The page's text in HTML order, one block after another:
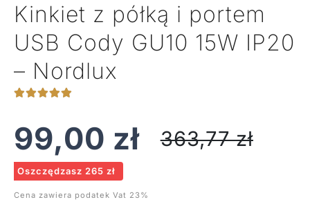
Kinkiet z półką i portem
USB Cody GU10 15W IP20
– Nordlux
99,00 zł 363,77zł
Oszczędzasz 265 zł
Cena zawiera podatek Vat 23%